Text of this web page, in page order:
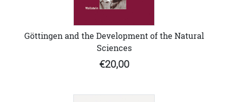
Göttingen and the Development of the Natural
Sciences
€20,00